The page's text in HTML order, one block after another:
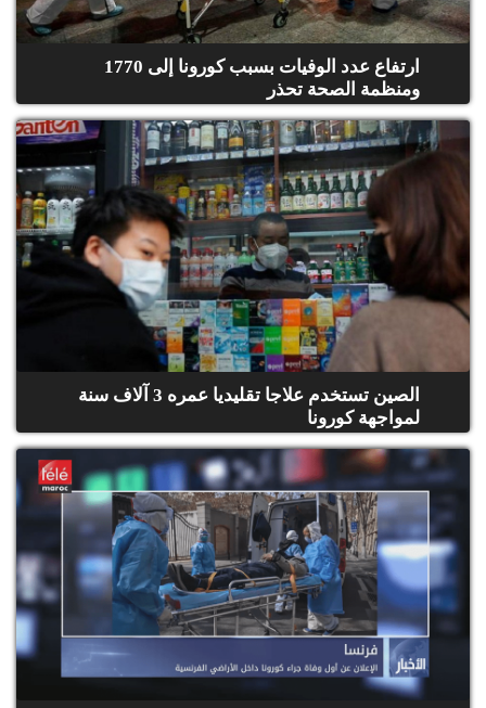
ارتفاع عدد الوفيات بسبب كورونا إلى 1770
ومنظمة الصحة تحذر
الصين تستخدم علاجا تقليديا عمره 3 آلاف سنة
لمواجهة كورونا